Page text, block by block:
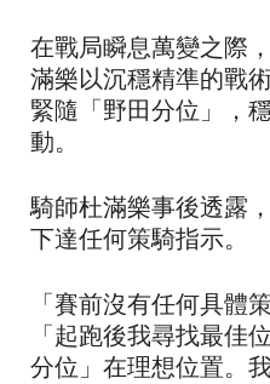
在戰局瞬息萬變之際
滿樂以沉穩精準的戰
緊隨「野田分位」，
動。
騎師杜滿樂事後透露
下達任何策騎指示。
「賽前沒有任何具體
「起跑後我尋找最佳
分位」在理想位置。